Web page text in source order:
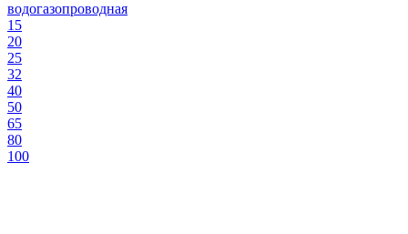
водогазопроводная
15
20
25
32
40
50
65
80
100